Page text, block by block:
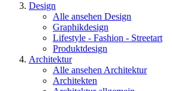
Design
Alle ansehen Design
Graphikdesign
Lifestyle - Fashion - Streetart
Produktdesign
Architektur
Alle ansehen Architektur
Architekten